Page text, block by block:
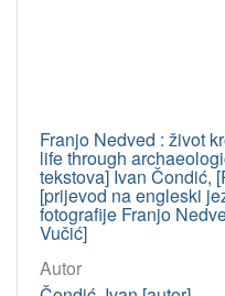
Franjo Nedved : život
life through
tekstova] Ivan Čondić,
[prijevod na engleski
fotografije Franjo
Vučić]
Autor